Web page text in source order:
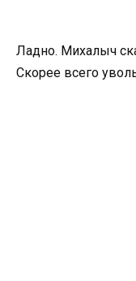
Ладно. Михалыч
Скорее всего